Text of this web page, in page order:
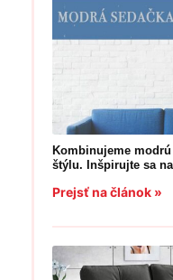
Kombinujeme
štýlu. Inšpirujte sa
Prejsť na článok »